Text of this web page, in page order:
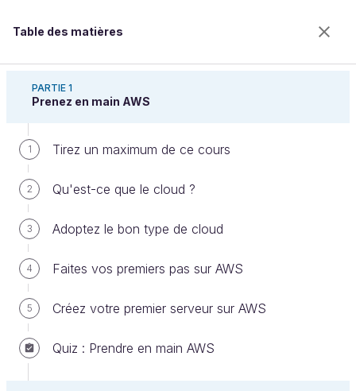
Table des matières
PARTIE 1
Prenez en main AWS
1 Tirez un maximum de ce cours
2 Qu'est-ce que le cloud ?
3 Adoptez le bon type de cloud
4 Faites vos premiers pas sur AWS
5 Créez votre premier serveur sur AWS
Quiz : Prendre en main AWS
Lancez votre serveur RDS
Bienvenue sur l’école 100% en ligne des métiers qui
ont de l’avenir.
Bénéficiez gratuitement de toutes les fonctionnalités
de ce cours (quiz, vidéos, accès illimité à tous les
chapitres) avec un compte.
Créer un compte ou se connecter